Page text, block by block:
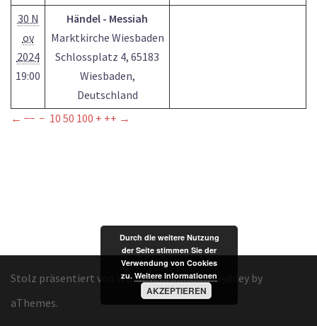
30 N
ov
2024
19:00
Händel - Messiah
Marktkirche Wiesbaden
Schlossplatz 4, 65183
Wiesbaden,
Deutschland
← −− − 10 50 100 + ++ →
Stolz präsentiert von WordPress|Theme:Sydney by
aThemes.
Durch die weitere Nutzung
der Seite stimmen Sie der
Verwendung von Cookies
zu. Weitere Informationen
AKZEPTIEREN